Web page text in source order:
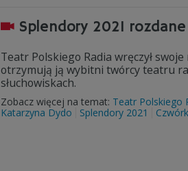
Splendory 2021
Teatr Polskiego Radia wręczył
otrzymują ją wybitni twórcy teatru
słuchowiskach.
Zobacz więcej na temat: Teatr Polskiego
Katarzyna Dydo
Splendory 2021